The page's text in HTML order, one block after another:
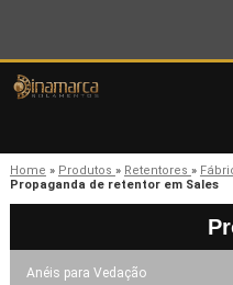
Home » Produtos » Retentores »
Propaganda de retentor em Sales
Anéis para Vedação